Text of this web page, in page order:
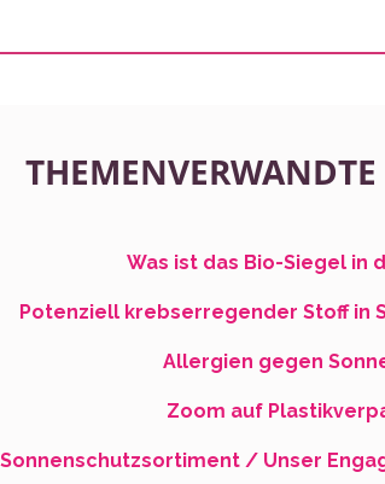
Was ist das Bio-Siegel in
Potenziell krebserregender Stoff in
Allergien gegen
Zoom auf
/ Unser